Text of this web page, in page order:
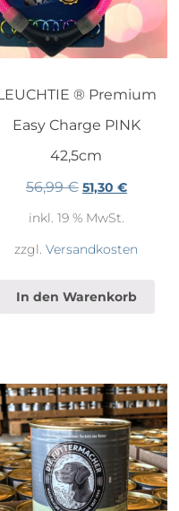
® Premium
Easy Charge PINK
42,5cm
56,99€ Ursprünglicher
war:
56,99 €
51,30 €
inkl. 19 % MwSt.
zzgl.Versandkosten
In den Warenkorb